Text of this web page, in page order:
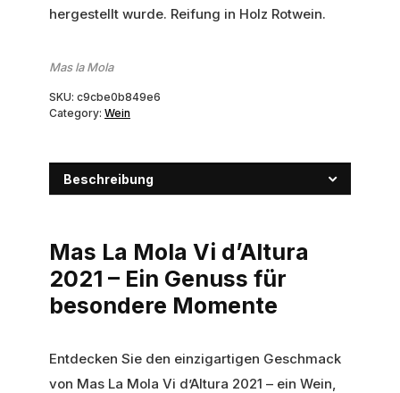
hergestellt wurde. Reifung in Holz Rotwein.
Mas la Mola
SKU: c9cbe0b849e6
Category: Wein
Beschreibung
Mas La Mola Vi d’Altura
2021 – Ein Genuss für
besondere Momente
Entdecken Sie den einzigartigen Geschmack
von Mas La Mola Vi d’Altura 2021 – ein Wein,